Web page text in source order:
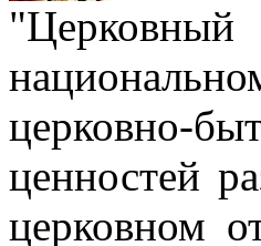
церковно-
ценностей
церковном